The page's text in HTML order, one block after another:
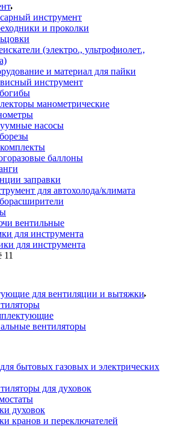
инструмент
и проколки
(электро., ультрофиолет.,
и материал для пайки
инструмент
манометрические
насосы
баллоны
заправки
для автохолода/климата
вентильные
для инструмента
для инструмента
для вентиляции и вытяжки
вентиляторы
бытовых газовых и электрических
для духовок
духовок
кранов и переключателей